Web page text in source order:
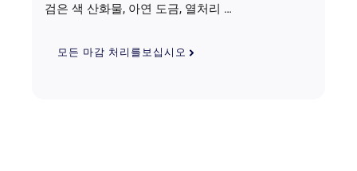
검은 색 산화물, 아연 도금, 열처리 …
모든 마감 처리를보십시오